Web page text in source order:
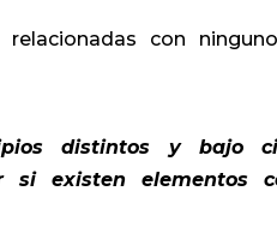
con
distintos y bajo
si existen elementos